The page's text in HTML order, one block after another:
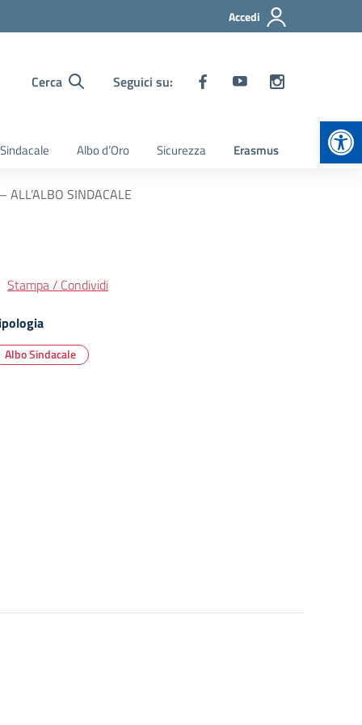
Accedi
Cerca Seguici su:
Albo d’Oro Sicurezza Erasmus
ALL’ALBO SINDACALE
Stampa / Condividi
Albo Sindacale